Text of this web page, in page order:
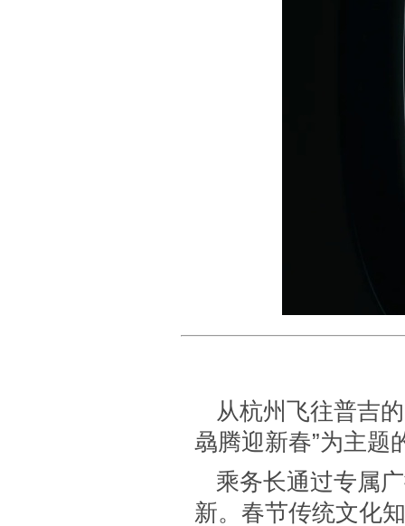
从杭州飞往普吉
骉腾迎新春”为主题
乘务长通过专属
新。春节传统文化